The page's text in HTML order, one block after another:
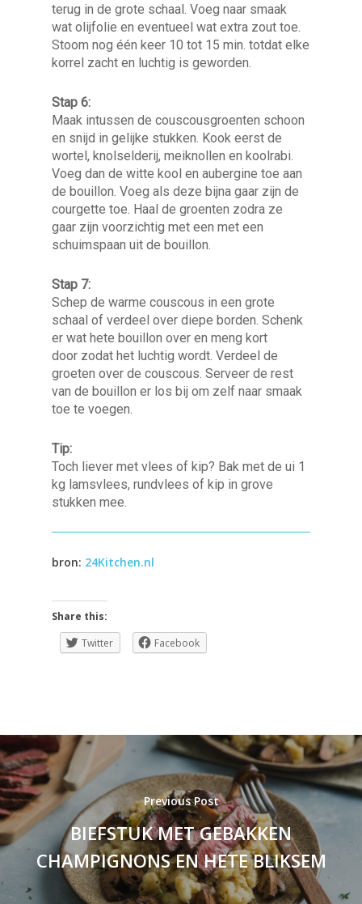
terug in de grote schaal. Voeg naar smaak
wat olijfolie en eventueel wat extra zout toe.
Stoom nog één keer 10 tot 15 min. totdat elke
korrel zacht en luchtig is geworden.
Stap 6:
Maak intussen de couscousgroenten schoon
en snijd in gelijke stukken. Kook eerst de
wortel, knolselderij, meiknollen en koolrabi.
Voeg dan de witte kool en aubergine toe aan
de bouillon. Voeg als deze bijna gaar zijn de
courgette toe. Haal de groenten zodra ze
gaar zijn voorzichtig met een met een
schuimspaan uit de bouillon.
Stap 7:
Schep de warme couscous in een grote
schaal of verdeel over diepe borden. Schenk
er wat hete bouillon over en meng kort
door zodat het luchtig wordt. Verdeel de
groeten over de couscous. Serveer de rest
van de bouillon er los bij om zelf naar smaak
toe te voegen.
Tip:
Toch liever met vlees of kip? Bak met de ui 1
kg lamsvlees, rundvlees of kip in grove
stukken mee.
bron: 24Kitchen.nl
Share this:
Twitter
Facebook
Previous Post
BIEFSTUK MET GEBAKKEN
CHAMPIGNONS EN HETE BLIKSEM